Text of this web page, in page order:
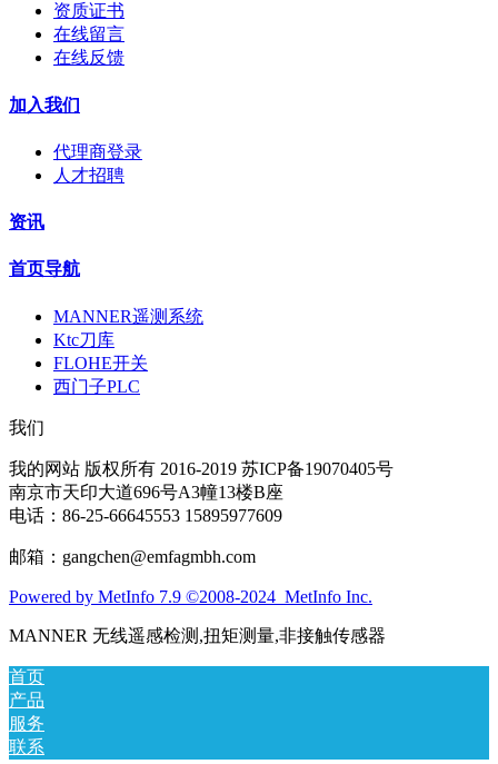
资质证书
在线留言
在线反馈
加入我们
代理商登录
人才招聘
资讯
首页导航
MANNER遥测系统
Ktc刀库
FLOHE开关
西门子PLC
我们
我的网站 版权所有 2016-2019 苏ICP备19070405号
南京市天印大道696号A3幢13楼B座
电话：86-25-66645553 15895977609
邮箱：gangchen@emfagmbh.com
Powered by MetInfo 7.9 ©2008-2024 MetInfo Inc.
MANNER 无线遥感检测,扭矩测量,非接触传感器
首页
产品
服务
联系